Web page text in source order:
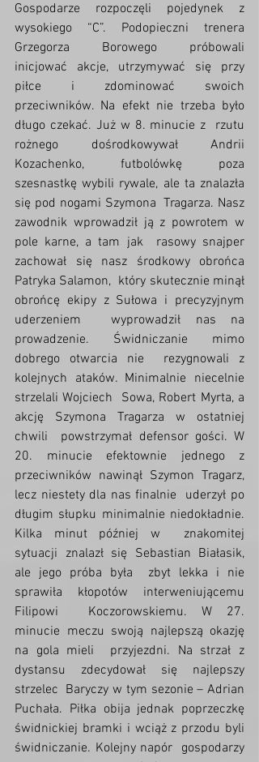
Gospodarze rozpoczęli pojedynek z
wysokiego “C”. Podopieczni trenera
Grzegorza Borowego próbowali
inicjować akcje, utrzymywać się przy
piłce i zdominować swoich
przeciwników. Na efekt nie trzeba było
długo czekać. Już w 8. minucie z  rzutu
rożnego dośrodkowywał Andrii
Kozachenko, futbolówkę poza
szesnastkę wybili rywale, ale ta znalazła
się pod nogami Szymona  Tragarza. Nasz
zawodnik wprowadził ją z powrotem w
pole karne, a tam jak  rasowy snajper
zachował się nasz środkowy obrońca
Patryka Salamon,  który skutecznie minął
obrońcę ekipy z Sułowa i precyzyjnym
uderzeniem  wyprowadził nas na
prowadzenie. Świdniczanie mimo
dobrego otwarcia nie  rezygnowali z
kolejnych ataków. Minimalnie niecelnie
strzelali Wojciech  Sowa, Robert Myrta, a
akcję Szymona Tragarza w ostatniej
chwili  powstrzymał defensor gości. W
20. minucie efektownie jednego z
przeciwników nawinął Szymon Tragarz,
lecz niestety dla nas finalnie  uderzył po
długim słupku minimalnie niedokładnie.
Kilka minut później w  znakomitej
sytuacji znalazł się Sebastian Białasik,
ale jego próba była  zbyt lekka i nie
sprawiła kłopotów interweniującemu
Filipowi  Koczorowskiemu. W 27.
minucie meczu swoją najlepszą okazję
na gola mieli  przyjezdni. Na strzał z
dystansu zdecydował się najlepszy
strzelec  Baryczy w tym sezonie – Adrian
Puchała. Piłka obija jednak poprzeczkę
świdnickiej bramki i wciąż z przodu byli
świdniczanie. Kolejny napór  gospodarzy